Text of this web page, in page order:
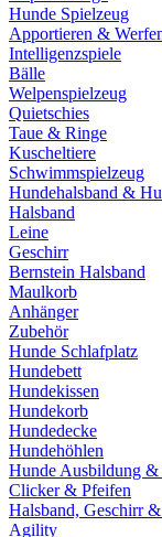
Hunde Spielzeug
Apportieren &
Intelligenzspiele
Bälle
Welpenspielzeug
Quietschies
Taue & Ringe
Kuscheltiere
Schwimmspielzeug
Hundehalsband &
Halsband
Leine
Geschirr
Bernstein Halsband
Maulkorb
Anhänger
Zubehör
Hunde Schlafplatz
Hundebett
Hundekissen
Hundekorb
Hundedecke
Hundehöhlen
Hunde Ausbildung
Clicker & Pfeifen
Halsband, Geschirr
Agility